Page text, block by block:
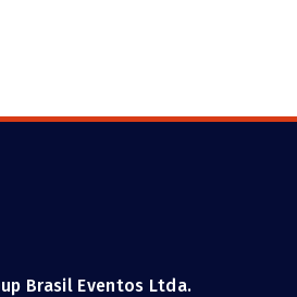
Brasil Eventos Ltda.